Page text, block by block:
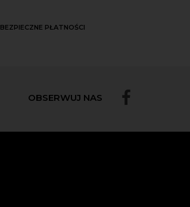
BEZPIECZNE PŁATNOŚCI
OBSERWUJ NAS